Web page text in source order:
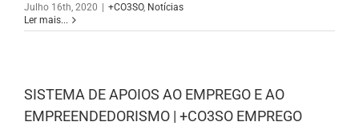
Julho 16th, 2020 | +CO3SO, Notícias
Ler mais...
SISTEMA DE APOIOS AO EMPREGO E AO
EMPREENDEDORISMO | +CO3SO EMPREGO